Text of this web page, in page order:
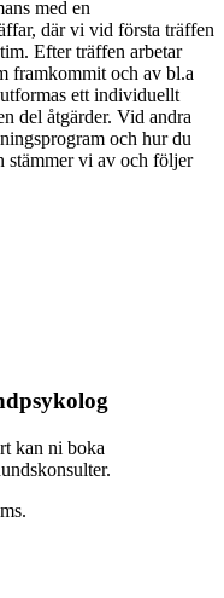
med en
där vi vid första träffen
Efter träffen arbetar
framkommit och av bl.a
ett individuellt
del åtgärder. Vid andra
och hur du
stämmer vi av och följer
kan ni boka